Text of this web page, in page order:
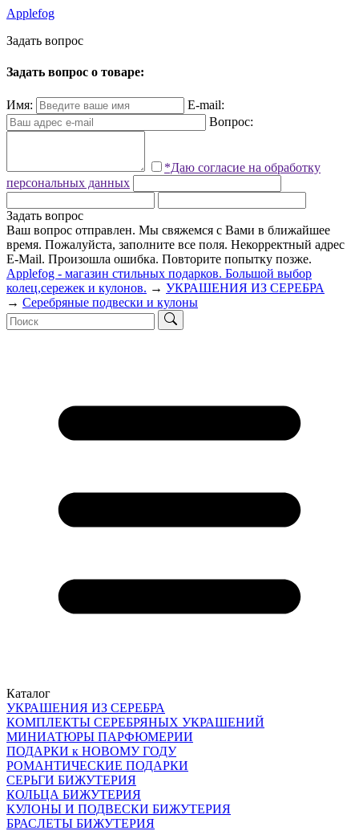
Applefog
Задать вопрос
Задать вопрос о товаре:
Имя:
E-mail:
Вопрос:
*Даю согласие на обработку
персональных данных
Задать вопрос
Ваш вопрос отправлен. Мы свяжемся с Вами в ближайшее
время. Пожалуйста, заполните все поля. Некорректный адрес
E-Mail. Произошла ошибка. Повторите попытку позже.
Applefog - магазин стильных подарков. Большой выбор
колец,сережек и кулонов. → УКРАШЕНИЯ ИЗ СЕРЕБРА
→ Серебряные подвески и кулоны
Каталог
УКРАШЕНИЯ ИЗ СЕРЕБРА
КОМПЛЕКТЫ СЕРЕБРЯНЫХ УКРАШЕНИЙ
МИНИАТЮРЫ ПАРФЮМЕРИИ
ПОДАРКИ к НОВОМУ ГОДУ
РОМАНТИЧЕСКИЕ ПОДАРКИ
СЕРЬГИ БИЖУТЕРИЯ
КОЛЬЦА БИЖУТЕРИЯ
КУЛОНЫ И ПОДВЕСКИ БИЖУТЕРИЯ
БРАСЛЕТЫ БИЖУТЕРИЯ